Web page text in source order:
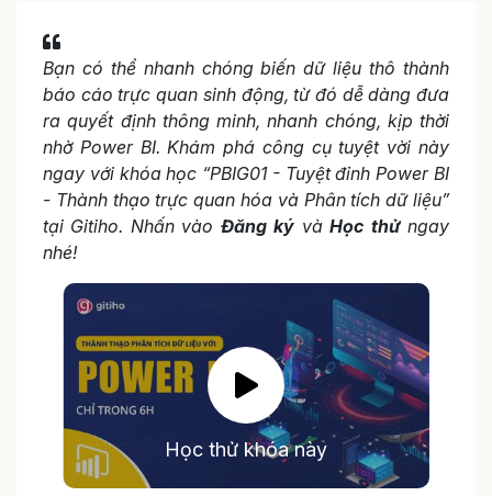
Bạn có thể nhanh chóng biến dữ liệu thô thành
báo cáo trực quan sinh động, từ đó dễ dàng đưa
ra quyết định thông minh, nhanh chóng, kịp thời
nhờ Power BI. Khám phá công cụ tuyệt vời này
ngay với khóa học “PBIG01 - Tuyệt đỉnh Power BI
- Thành thạo trực quan hóa và Phân tích dữ liệu”
tại Gitiho. Nhấn vào Đăng ký vàHọc thửngay
nhé!
Học thử khóa này